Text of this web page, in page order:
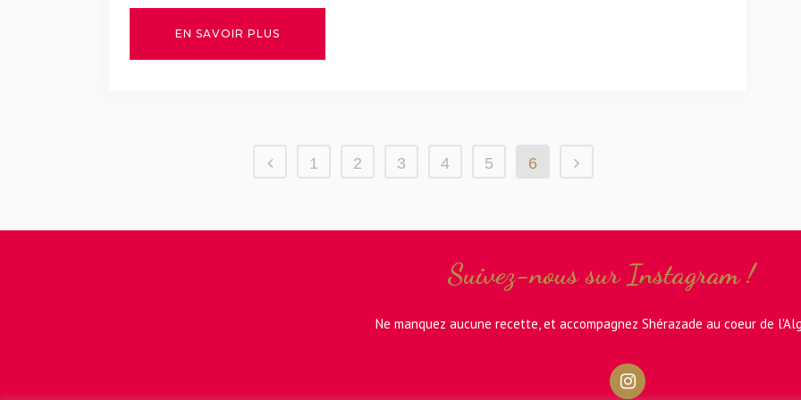
EN SAVOIR PLUS
1 2 3 4 5 6
Suivez-nous sur Instagram !
Ne manquez aucune recette, et accompagnez Shérazade au coeur de